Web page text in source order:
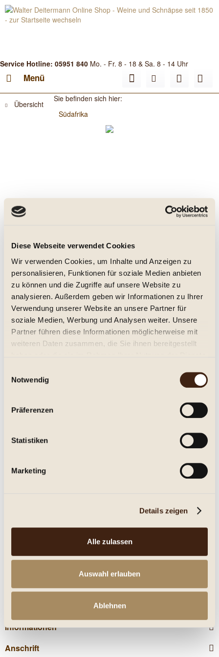
Diese Webseite verwendet Cookies
Wir verwenden Cookies, um Inhalte und Anzeigen zu
personalisieren, Funktionen für soziale Medien anbieten
zu können und die Zugriffe auf unsere Website zu
analysieren. Außerdem geben wir Informationen zu Ihrer
Verwendung unserer Website an unsere Partner für
soziale Medien, Werbung und Analysen weiter. Unsere
Partner führen diese Informationen möglicherweise mit
weiteren Daten zusammen, die Sie ihnen bereitgestellt
Notwendig
Präferenzen
Statistiken
Marketing
Details zeigen
Alle zulassen
Auswahl erlauben
Ablehnen
Service Hotline: 05951 840 Mo. - Fr. 8 - 18 & Sa. 8 - 14 Uhr
Menü
Übersicht
Sie befinden sich hier:
Südafrika
Morgenster Estate The Reserve 2016
Rouge
trocken, Jg. 2016
46,95 € *
Inhalt:0.75 Liter (62,60 € * / 1 Liter)
inkl. MwSt.zzgl. Versandkosten
Lieferzeit ca. 1-3 Tage**
In den Warenkorb
Artikel-Nr.:
Beschreibung
Nase, volle Beerenfrucht....
mehr
Kunden kauften auch
Kunden haben sich ebenfalls angesehen
Service Hotline
Informationen
Anschrift